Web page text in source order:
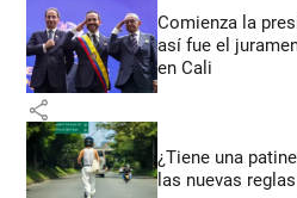
Comienza la
así fue el
en Cali
share
¿Tiene una
las nuevas